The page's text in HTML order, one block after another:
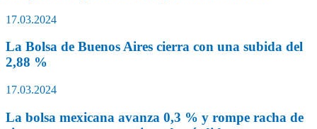
17.03.2024
La Bolsa de Buenos Aires cierra con una subida del
2,88 %
17.03.2024
La bolsa mexicana avanza 0,3 % y rompe racha de